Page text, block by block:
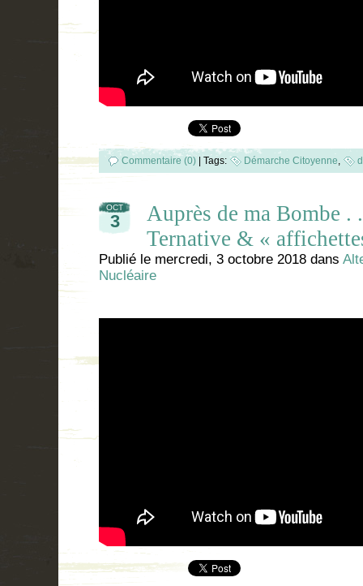
Commentaire (0) | Tags: Démarche Citoyenne
OCT
3
Auprès de ma Bombe .
Ternative & «
Publié le mercredi, 3 octobre 2018 dans
Nucléaire